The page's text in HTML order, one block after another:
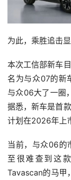
为此，乘胜追击
本次工信部新车
名为与众07的新
与众06大了一圈
据悉，新车是首
计划在2026年上
当前，与众06的
至很难查到这
Tavascan的马甲